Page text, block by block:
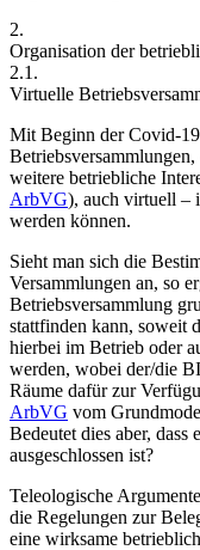
2.
Organisation der
2.1.
Virtuelle
Mit Beginn der Covid-
weitere betriebliche
ArbVG), auch virtuell –
werden können.
Sieht man sich die
Versammlungen an, so
Betriebsversammlung
stattfinden kann, soweit
hierbei im Betrieb oder
werden, wobei der/die
Räume dafür zur
ArbVG vom
Bedeutet dies aber, dass
ausgeschlossen ist?
Teleologische
die Regelungen zur
eine wirksame